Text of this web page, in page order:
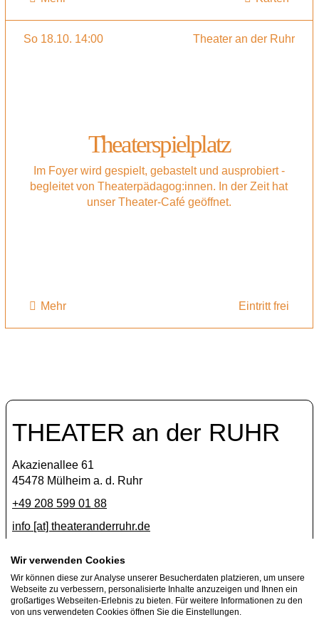
So 18.10. 14:00 Theater an der Ruhr
Theaterspielplatz
Im Foyer wird gespielt, gebastelt und ausprobiert -
begleitet von Theaterpädagog:innen. In der Zeit hat
unser Theater-Café geöffnet.
Mehr Eintritt frei
THEATER an der RUHR
Akazienallee 61
45478 Mülheim a. d. Ruhr
+49 208 599 01 88
info [​at​] theateranderruhr.de
Facebook
Instagram
Newsletter
Wir verwenden Cookies
Wir können diese zur Analyse unserer Besucherdaten platzieren, um unsere
Webseite zu verbessern, personalisierte Inhalte anzuzeigen und Ihnen ein
großartiges Webseiten-Erlebnis zu bieten. Für weitere Informationen zu den
von uns verwendeten Cookies öffnen Sie die Einstellungen.